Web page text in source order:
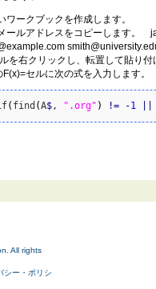
ワークブックを作成します。
ールアドレスをコピーします。
を右クリックし、転置して貼り付
F(x)=セルに次の式を入力します。
( find (A$ , ".org" ) != -1
All rights
シー・ポリシ